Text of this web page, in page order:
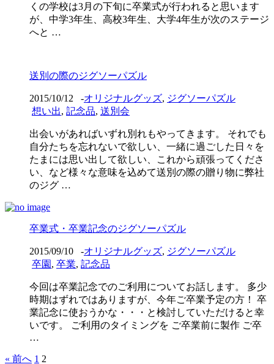
くの学校は3月の下旬に卒業式が行われると思います
が、中学3年生、高校3年生、大学4年生が次のステージ
へと …
送別の際のジグソーパズル
2015/10/12 -オリジナルグッズ, ジグソーパズル
想い出, 記念品, 送別会
出会いがあればいずれ別れもやってきます。 それでも
自分たちを忘れないで欲しい、一緒に過ごした日々を
たまには思い出して欲しい、これから頑張ってくださ
い、など様々な意味を込めて送別の際の贈り物に弊社
のジグ …
卒業式・卒業記念のジグソーパズル
2015/09/10 -オリジナルグッズ, ジグソーパズル
卒園 , 卒業, 記念品
今回は卒業記念でのご利用についてお話します。 多少
時期はずれではありますが、今年ご卒業予定の方！ 卒
業記念に使おうかな・・・と検討していただけると幸
いです。 ご利用のタイミングを ご卒業前に製作 ご卒
…
« 前へ 1 2